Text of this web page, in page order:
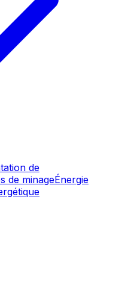
de
de minageÉnergie